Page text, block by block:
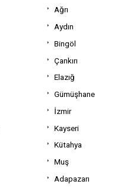
Ağrı
Aydın
Bingöl
Çankırı
Elazığ
Gümüşhane
İzmir
Kayseri
Kütahya
Muş
Adapazarı